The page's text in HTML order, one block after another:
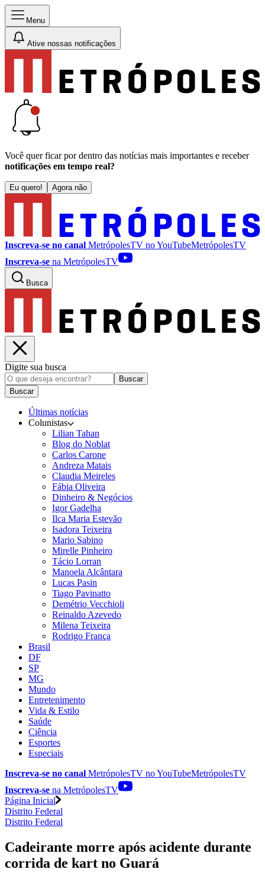
Menu
Ative nossas notificações
Você quer ficar por dentro das notícias mais importantes e receber
notificações em tempo real?
Eu quero! Agora não
Inscreva-se no canal MetrópolesTV noYouTubeMetrópolesTV
Inscreva-se na MetrópolesTV
Busca
Digite sua busca
Buscar
Buscar
Últimas notícias
Colunistas
Lilian Tahan
Blog do Noblat
Carlos Carone
Andreza Matais
Claudia Meireles
Fábia Oliveira
Dinheiro & Negócios
Igor Gadelha
Ilca Maria Estevão
Isadora Teixeira
Mario Sabino
Mirelle Pinheiro
Tácio Lorran
Manoela Alcântara
Lucas Pasin
Tiago Pavinatto
Demétrio Vecchioli
Reinaldo Azevedo
Milena Teixeira
Rodrigo França
Brasil
DF
SP
MG
Mundo
Entretenimento
Vida & Estilo
Saúde
Ciência
Esportes
Especiais
Inscreva-se no canal MetrópolesTV noYouTubeMetrópolesTV
Inscreva-se na MetrópolesTV
Página Inicial
Distrito Federal
Distrito Federal
Cadeirante morre após acidente durante
corrida de kart no Guará